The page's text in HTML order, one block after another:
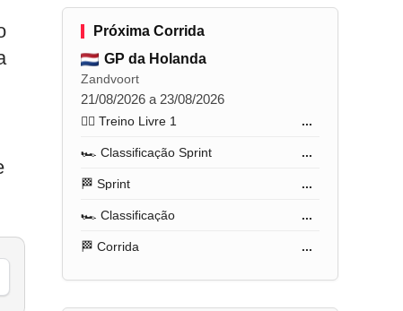
Próxima Corrida
GP da Holanda
Zandvoort
21/08/2026 a 23/08/2026
🏋️‍♂️ Treino Livre 1 ...
🏎️ Classificação Sprint ...
🏁 Sprint ...
🏎️ Classificação ...
🏁 Corrida ...